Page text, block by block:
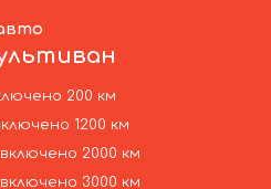
200 км
1200 км
2000 км
3000 км